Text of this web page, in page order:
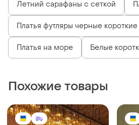
Летний сарафаны с сеткой
Платья футляры черные короткие
Платья на море Белые
Похожие товары